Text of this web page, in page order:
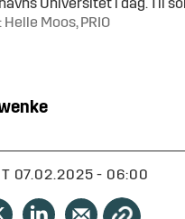
Universitet i dag. Til
Helle Moos, PRIO
07.02.2025 - 06:00